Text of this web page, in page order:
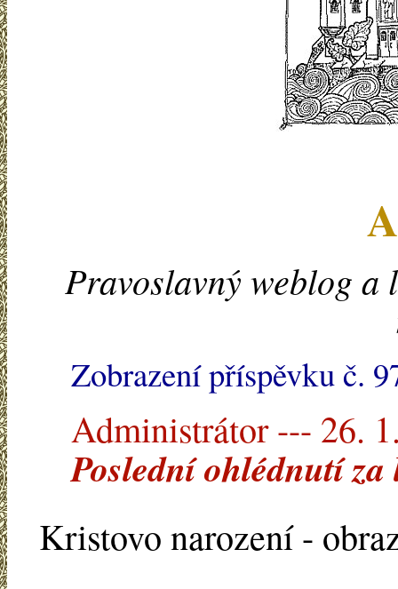
Pravoslavný weblog a
Zobrazení příspěvku č.
Administrátor --- 26.
Poslední ohlédnutí
Kristovo narození -